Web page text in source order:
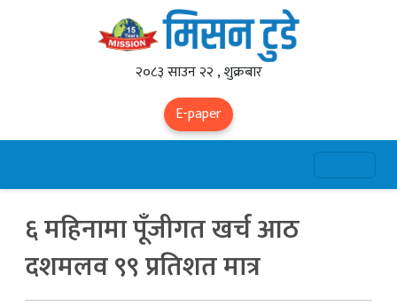
२०८३ साउन २२ , शुक्रबार
E-paper
६ महिनामा पूँजीगत खर्च आठ
दशमलव ९९ प्रतिशत मात्र